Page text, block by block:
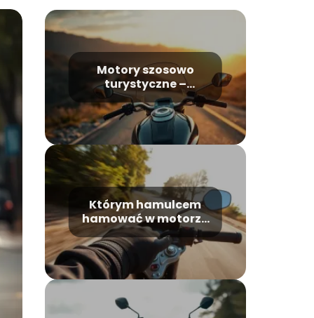
Motory szosowo
turystyczne –
najciekawsze
modele, który
wybrać?
Którym hamulcem
hamować w motorze
i jak robić to
bezpiecznie?